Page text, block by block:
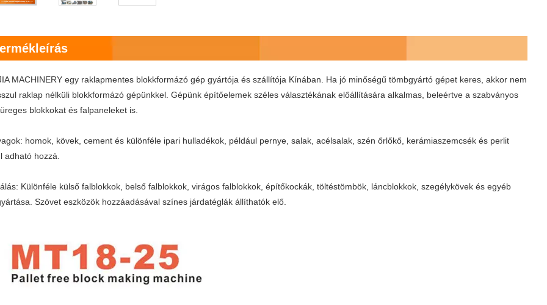
MACHINERY egy raklapmentes blokkformázó gép gyártója és szállítója Kínában. Ha jó minőségű tömbgyártó gépet keres, akkor nem
raklap nélküli blokkformázó gépünkkel. Gépünk építőelemek széles választékának előállítására alkalmas, beleértve a szabványos
blokkokat és falpaneleket is.
homok, kövek, cement és különféle ipari hulladékok, például pernye, salak, acélsalak, szén őrlőkő, kerámiaszemcsék és perlit
adható hozzá.
Különféle külső falblokkok, belső falblokkok, virágos falblokkok, építőkockák, töltéstömbök, láncblokkok, szegélykövek és egyéb
Szövet eszközök hozzáadásával színes járdatéglák állíthatók elő.